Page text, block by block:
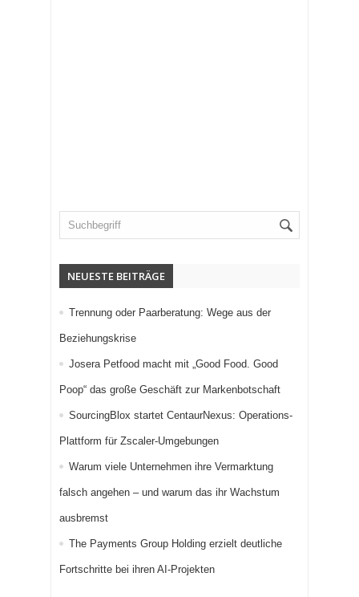
NEUESTE BEITRÄGE
Trennung oder Paarberatung: Wege aus der
Beziehungskrise
Josera Petfood macht mit „Good Food. Good
Poop“ das große Geschäft zur Markenbotschaft
SourcingBlox startet CentaurNexus: Operations-
Plattform für Zscaler-Umgebungen
Warum viele Unternehmen ihre Vermarktung
falsch angehen – und warum das ihr Wachstum
ausbremst
The Payments Group Holding erzielt deutliche
Fortschritte bei ihren AI-Projekten